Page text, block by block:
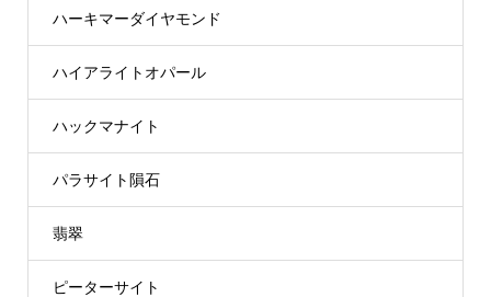
ハーキマーダイヤモンド
ハイアライトオパール
ハックマナイト
パラサイト隕石
翡翠
ピーターサイト